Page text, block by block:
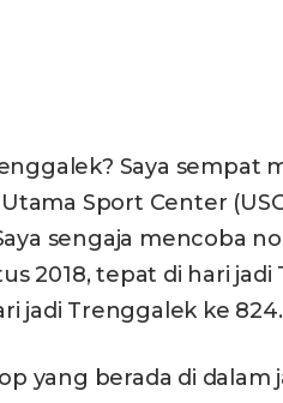
Saya sempat
Sport Center
sengaja mencoba
2018, tepat di hari jadi
jadi Trenggalek ke 824.
yang berada di dalam